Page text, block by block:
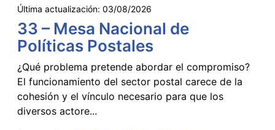
Última actualización: 03/08/2026
33 – Mesa Nacional de
Políticas Postales
¿Qué problema pretende abordar el compromiso?
El funcionamiento del sector postal carece de la
cohesión y el vínculo necesario para que los
diversos actore...